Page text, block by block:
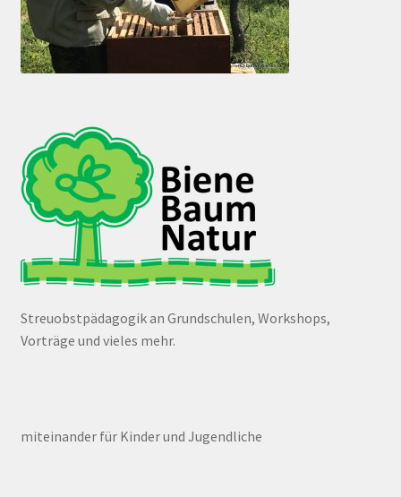
Streuobstpädagogik an Grundschulen, Workshops,
Vorträge und vieles mehr.
miteinander für Kinder und Jugendliche